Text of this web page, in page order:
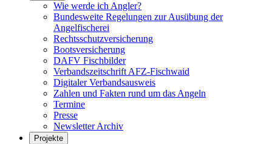
Wie werde ich Angler?
Bundesweite Regelungen zur Ausübung der
Angelfischerei
Rechtsschutzversicherung
Bootsversicherung
DAFV Fischbilder
Verbandszeitschrift AFZ-Fischwaid
Digitaler Verbandsausweis
Zahlen und Fakten rund um das Angeln
Termine
Presse
Newsletter Archiv
Projekte